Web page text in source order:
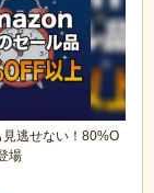
逃せない！80%O
場